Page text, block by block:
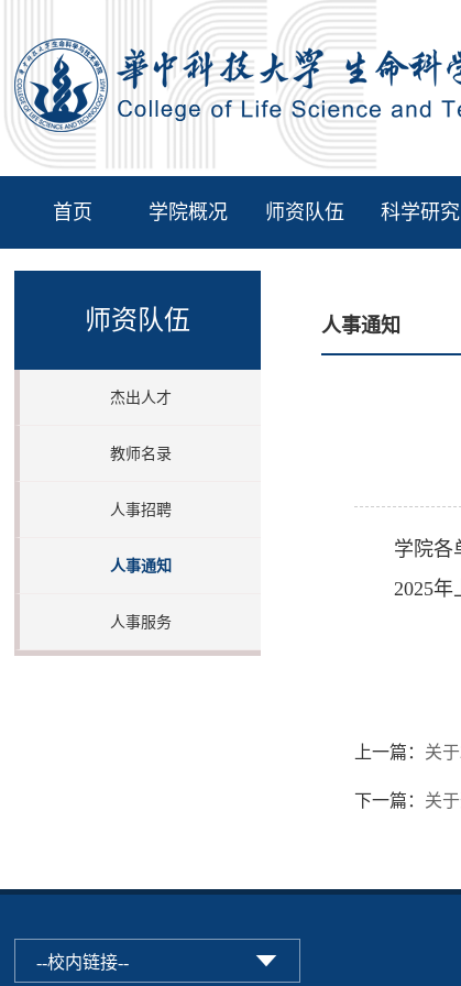
首页 学院概况 师资队伍 科学研究
师资队伍
杰出人才
教师名录
人事招聘
人事通知
人事服务
人事通知
学院各
2025
生
上一篇： 关
下一篇： 关